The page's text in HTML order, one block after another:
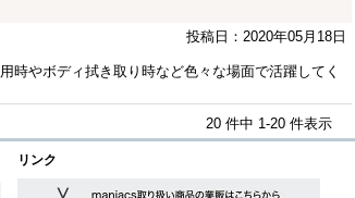
投稿日：2020年05月18日
時やボディ拭き取り時など色々な場面で活躍してく
20 件中 1-20 件表示
リンク